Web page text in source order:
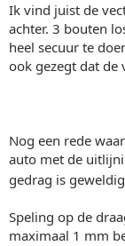
Ik vind juist de
achter. 3 bouten
heel secuur te
ook gezegt dat de
Nog een rede
auto met de
gedrag is
Speling op de
maximaal 1 mm